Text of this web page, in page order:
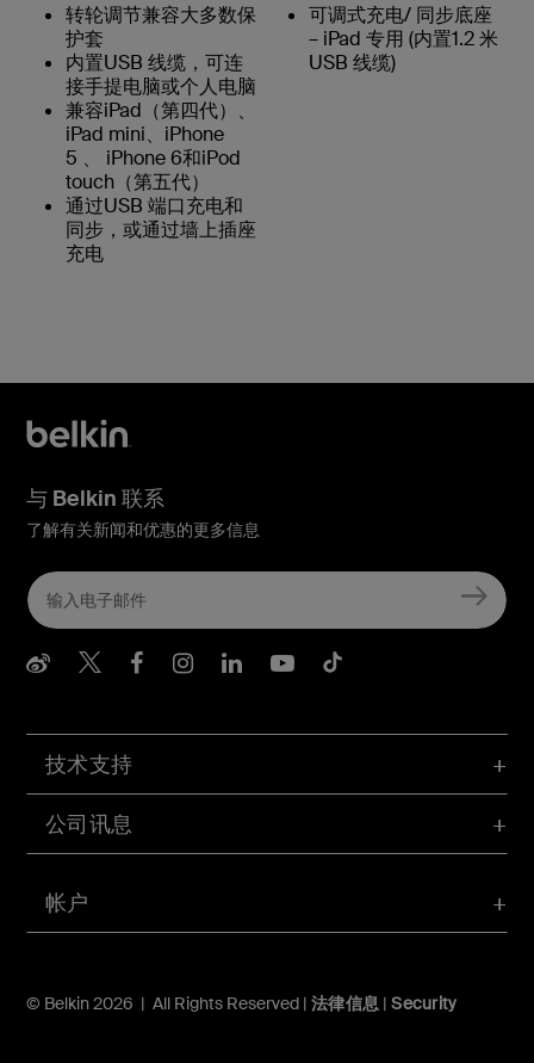
转轮调节兼容大多数保
护套
内置USB 线缆，可连
接手提电脑或个人电脑
兼容iPad（第四代）、
iPad mini、iPhone
5 、 iPhone 6和iPod
touch（第五代）
通过USB 端口充电和
同步，或通过墙上插座
充电
可调式充电/ 同步底座
– iPad 专用 (内置1.2 米
USB 线缆)
帐户
技术支持
公司讯息
© Belkin 2026 | All Rights Reserved | 法律信息 |Security
与 Belkin 联系
了解有关新闻和优惠的更多信息
Belkin Weibo
Belkin Twitter
Belkin Facebook
Belkin Instagram
Belkin LInkedIn
Belkin Youtube
Belkin